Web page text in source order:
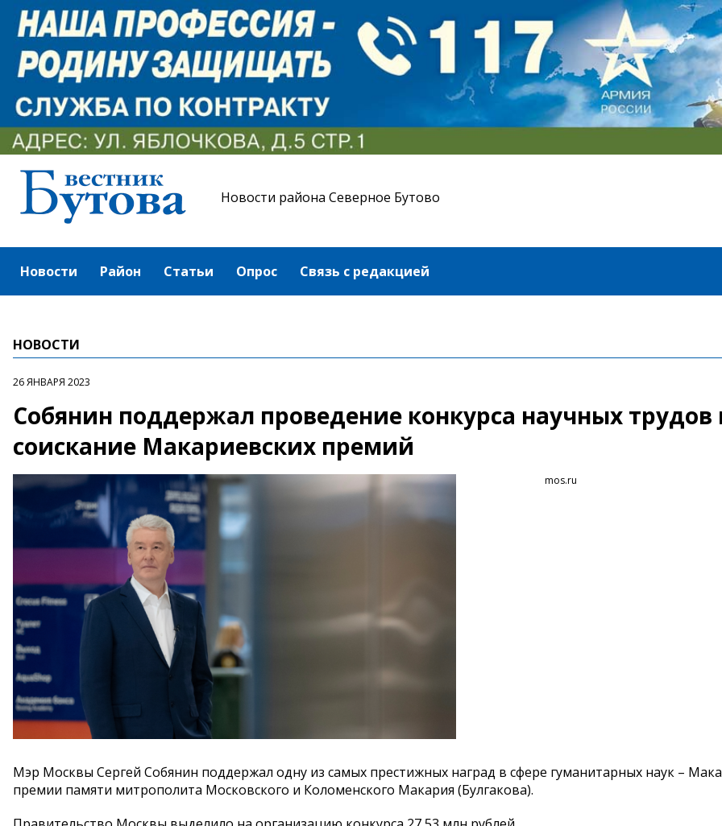
Новости района Северное Бутово
Новости Район Статьи Опрос Связь с редакцией
НОВОСТИ
26 ЯНВАРЯ 2023
Собянин поддержал проведение конкурса научных трудов
соискание Макариевских премий
mos.ru
Мэр Москвы Сергей Собянин поддержал одну из самых престижных наград в сфере гуманитарных наук –
премии памяти митрополита Московского и Коломенского Макария (Булгакова).